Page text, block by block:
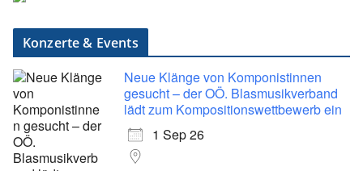
Konzerte & Events
Neue Klänge von Komponistinnen
gesucht – der OÖ. Blasmusikverband
lädt zum Kompositionswettbewerb ein
1 Sep 26